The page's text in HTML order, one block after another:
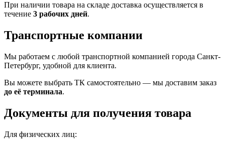
При наличии товара на складе доставка осуществляется в
течение 3 рабочих дней.
Транспортные компании
Мы работаем с любой транспортной компанией города Санкт-
Петербург, удобной для клиента.
Вы можете выбрать ТК самостоятельно — мы доставим заказ
до её терминала.
Документы для получения товара
Для физических лиц: